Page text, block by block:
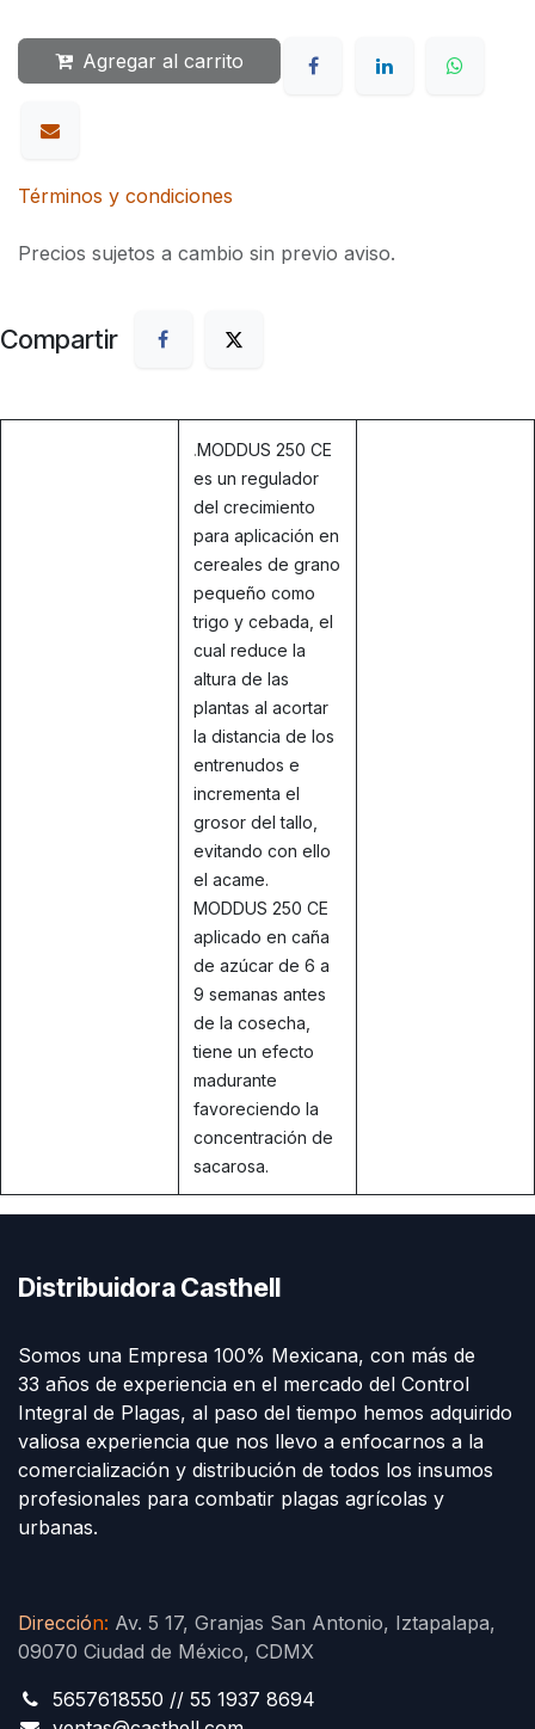
Agregar al carrito
Términos y condiciones
Precios sujetos a cambio sin previo aviso.
Compartir
.MODDUS 250 CE
es un regulador
del crecimiento
para aplicación en
cereales de grano
pequeño como
trigo y cebada, el
cual reduce la
altura de las
plantas al acortar
la distancia de los
entrenudos e
incrementa el
grosor del tallo,
evitando con ello
el acame.
MODDUS 250 CE
aplicado en caña
de azúcar de 6 a
9 semanas antes
de la cosecha,
tiene un efecto
madurante
favoreciendo la
concentración de
sacarosa.
Distribuidora Casthell
Somos una Empresa 100% Mexicana, con más de
33 años de experiencia en el mercado del Control
Integral de Plagas, al paso del tiempo hemos adquirido
valiosa experiencia que nos llevo a enfocarnos a la
comercialización y distribución de todos los insumos
profesionales para combatir plagas agrícolas y
urbanas.
Dirección: Av. 5 17, Granjas San Antonio, Iztapalapa,
09070 Ciudad de México, CDMX
5657618550 // 55 1937 8694